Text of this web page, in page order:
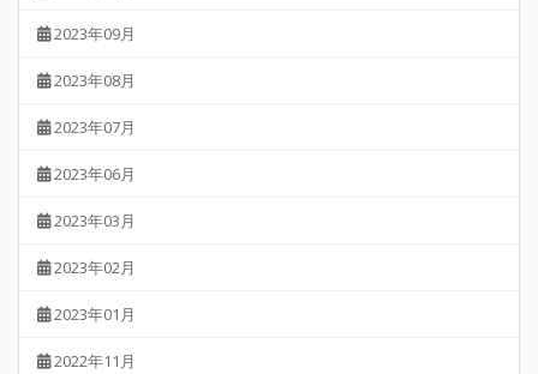
2023年09月
2023年08月
2023年07月
2023年06月
2023年03月
2023年02月
2023年01月
2022年11月